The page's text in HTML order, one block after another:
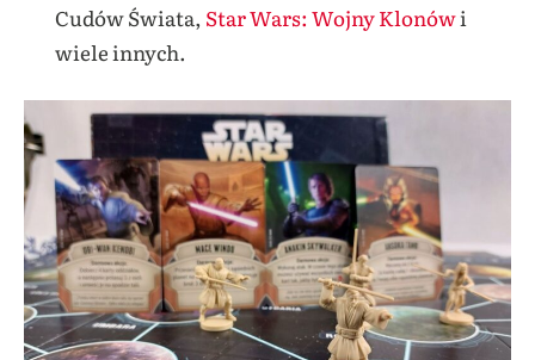
Cudów Świata, Star Wars: Wojny Klonówi
wiele innych.